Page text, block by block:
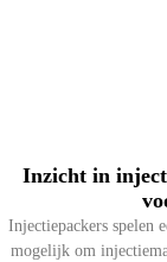
Inzicht in
Injectiepackers spelen
mogelijk om